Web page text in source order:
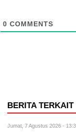
0 COMMENTS
BERITA TERKAIT
Jumat, 7 Agustus 2026 -